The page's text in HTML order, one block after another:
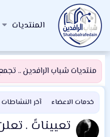
المنتديات
منتديات شباب الرافدين ..
خدمات الاعضاء آخر النشاطات
تعييناتً .